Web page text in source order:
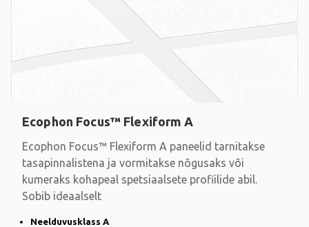
Ecophon Focus™ Flexiform A
Ecophon Focus™ Flexiform A paneelid tarnitakse
tasapinnalistena ja vormitakse nõgusaks või
kumeraks kohapeal spetsiaalsete profiilide abil.
Sobib ideaalselt
Neelduvusklass A